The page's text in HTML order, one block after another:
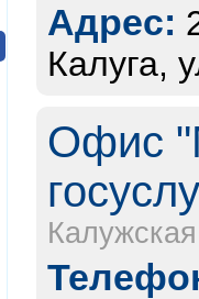
Адрес:
Калуга,
Офис